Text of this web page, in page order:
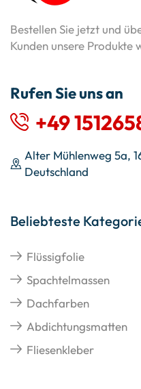
Bestellen Sie jetzt und
Kunden unsere Produkte
Rufen Sie uns an
+49
Alter Mühlenweg 5a,
Deutschland
Beliebteste
Flüssigfolie
Spachtelmassen
Dachfarben
Abdichtungsmatten
Fliesenkleber